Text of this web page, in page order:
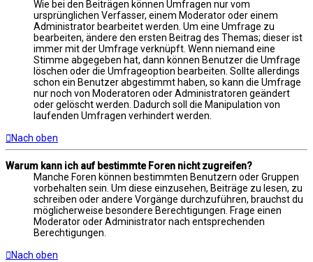
Wie bei den Beiträgen können Umfragen nur vom
ursprünglichen Verfasser, einem Moderator oder einem
Administrator bearbeitet werden. Um eine Umfrage zu
bearbeiten, ändere den ersten Beitrag des Themas; dieser ist
immer mit der Umfrage verknüpft. Wenn niemand eine
Stimme abgegeben hat, dann können Benutzer die Umfrage
löschen oder die Umfrageoption bearbeiten. Sollte allerdings
schon ein Benutzer abgestimmt haben, so kann die Umfrage
nur noch von Moderatoren oder Administratoren geändert
oder gelöscht werden. Dadurch soll die Manipulation von
laufenden Umfragen verhindert werden.
Nach oben
Warum kann ich auf bestimmte Foren nicht zugreifen?
Manche Foren können bestimmten Benutzern oder Gruppen
vorbehalten sein. Um diese einzusehen, Beiträge zu lesen, zu
schreiben oder andere Vorgänge durchzuführen, brauchst du
möglicherweise besondere Berechtigungen. Frage einen
Moderator oder Administrator nach entsprechenden
Berechtigungen.
Nach oben